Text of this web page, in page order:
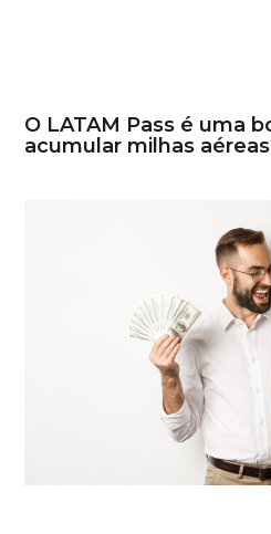
O LATAM Pass é uma
acumular milhas